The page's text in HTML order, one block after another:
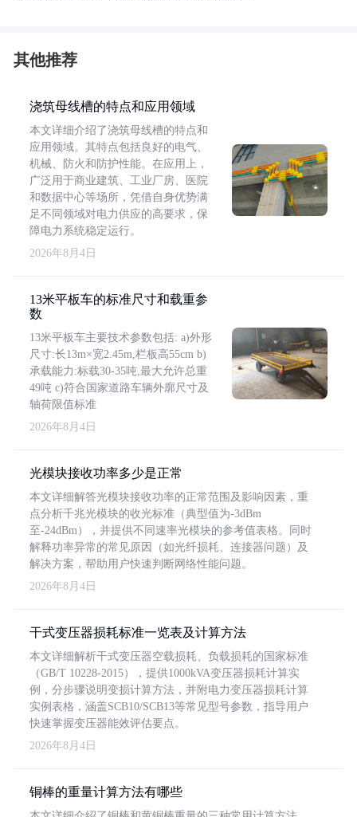
其他推荐
浇筑母线槽的特点和应用领域
本文详细介绍了浇筑母线槽的特点和
应用领域。其特点包括良好的电气、
机械、防火和防护性能。在应用上，
广泛用于商业建筑、工业厂房、医院
和数据中心等场所，凭借自身优势满
足不同领域对电力供应的高要求，保
障电力系统稳定运行。
2026年8月4日
13米平板车的标准尺寸和载重参
数
13米平板车主要技术参数包括: a)外形
尺寸:长13m×宽2.45m,栏板高55cm b)
承载能力:标载30-35吨,最大允许总重
49吨 c)符合国家道路车辆外廓尺寸及
轴荷限值标准
2026年8月4日
光模块接收功率多少是正常
本文详细解答光模块接收功率的正常范围及影响因素，重
点分析千兆光模块的收光标准（典型值为-3dBm
至-24dBm），并提供不同速率光模块的参考值表格。同时
解释功率异常的常见原因（如光纤损耗、连接器问题）及
解决方案，帮助用户快速判断网络性能问题。
2026年8月4日
干式变压器损耗标准一览表及计算方法
本文详细解析干式变压器空载损耗、负载损耗的国家标准
（GB/T 10228-2015），提供1000kVA变压器损耗计算实
例，分步骤说明变损计算方法，并附电力变压器损耗计算
实例表格，涵盖SCB10/SCB13等常见型号参数，指导用户
快速掌握变压器能效评估要点。
2026年8月4日
铜棒的重量计算方法有哪些